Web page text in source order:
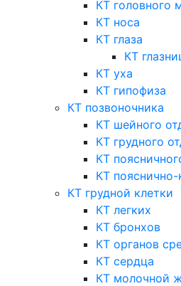
КТ головного
КТ носа
КТ глаза
КТ
КТ уха
КТ гипофиза
КТ позвоночника
КТ шейного
КТ грудного
КТ
КТ пояснично-
КТ грудной клетки
КТ легких
КТ бронхов
КТ органов
КТ сердца
КТ молочной